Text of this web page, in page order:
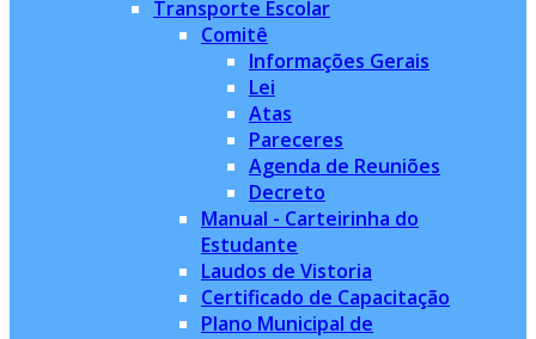
Transporte Escolar
Comitê
Informações Gerais
Lei
Atas
Pareceres
Agenda de Reuniões
Decreto
Manual - Carteirinha do
Estudante
Laudos de Vistoria
Certificado de Capacitação
Plano Municipal de